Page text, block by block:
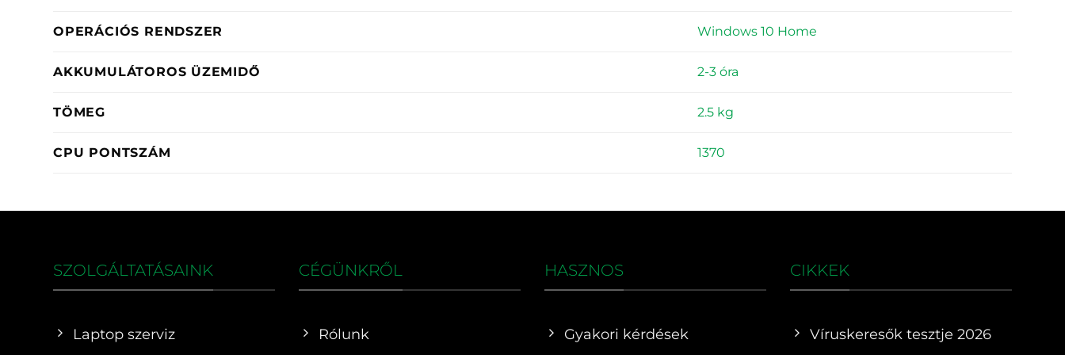
OPERÁCIÓS RENDSZER Windows 10 Home
AKKUMULÁTOROS ÜZEMIDŐ 2-3 óra
TÖMEG 2.5 kg
CPU PONTSZÁM 1370
SZOLGÁLTATÁSAINK
Laptop szerviz
CÉGÜNKRŐL
Rólunk
HASZNOS
Gyakori kérdések
CIKKEK
Víruskeresők tesztje 2026